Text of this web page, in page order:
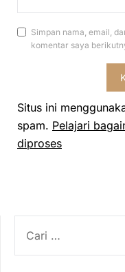
Simpan nama, email,
komentar saya
Situs ini
spam. Pelajari
diproses
UNTUK: